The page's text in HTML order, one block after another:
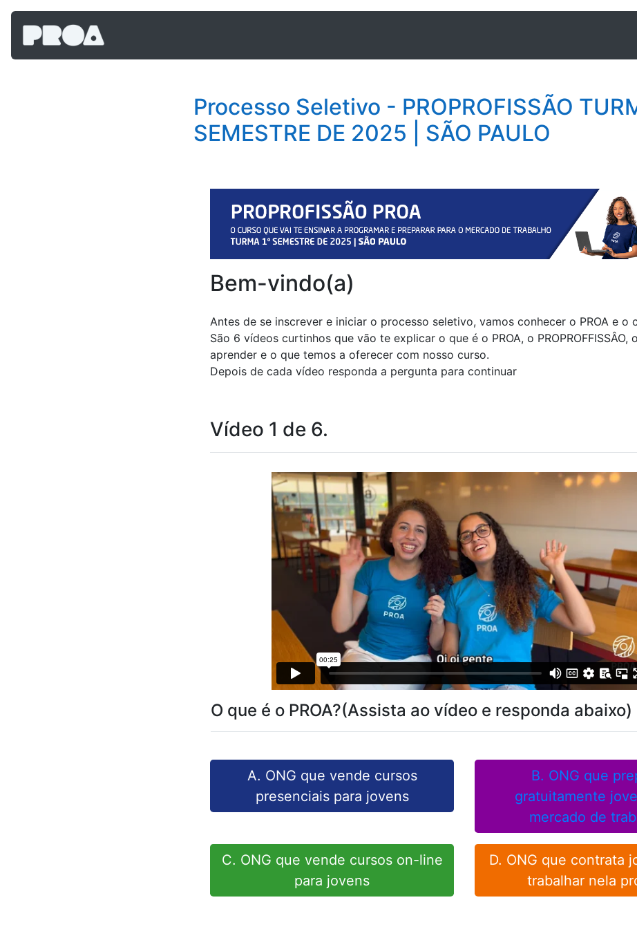
Skip to main content
Processo Seletivo - PROPROFISSÃO
SEMESTRE DE 2025 | SÃO PAULO
Bem-vindo(a)
Antes de se inscrever e iniciar o processo seletivo, vamos conhecer o PROA e o
São 6 vídeos curtinhos que vão te explicar o que é o PROA, o PROPROFFISSÂO,
aprender e o que temos a oferecer com nosso curso.
Depois de cada vídeo responda a pergunta para continuar
Vídeo 1 de 6.
O que é o PROA?(Assista ao vídeo e responda abaixo)
A. ONG que vende cursos
presenciais para jovens
B. ONG que
gratuitamente
mercado de
C. ONG que vende cursos on-line
para jovens
D. ONG que contrata
trabalhar nela